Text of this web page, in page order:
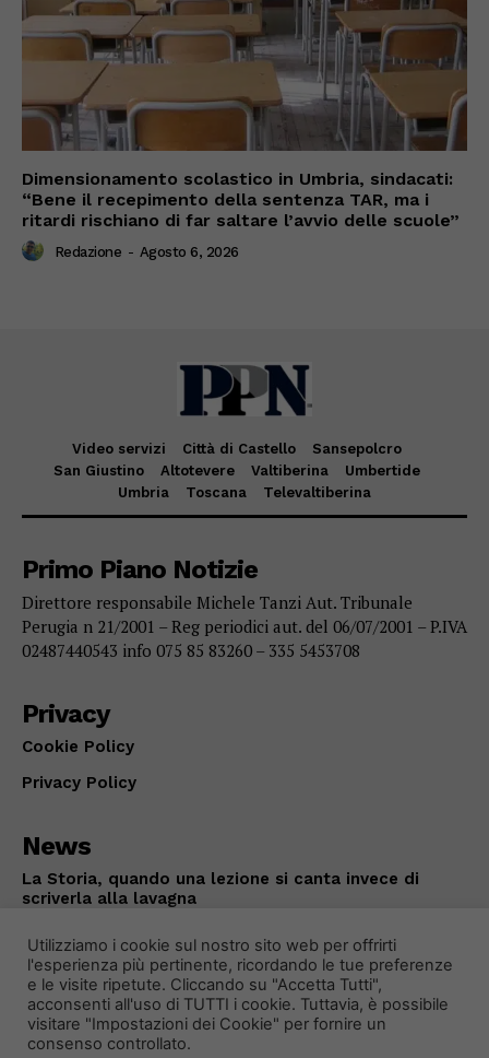
Dimensionamento scolastico in Umbria, sindacati:
“Bene il recepimento della sentenza TAR, ma i
ritardi rischiano di far saltare l’avvio delle scuole”
Redazione - Agosto 6, 2026
Video servizi Città di Castello
Sansepolcro
San Giustino
Altotevere Valtiberina
Umbertide
Umbria
Toscana Televaltiberina
Primo Piano Notizie
Direttore responsabile Michele Tanzi Aut. Tribunale
Perugia n 21/2001 – Reg periodici aut. del 06/07/2001 – P.IVA
02487440543 info 075 85 83260 – 335 5453708
Privacy
Cookie Policy
Privacy Policy
News
La Storia, quando una lezione si canta invece di
scriverla alla lavagna
Utilizziamo i cookie sul nostro sito web per offrirti
l'esperienza più pertinente, ricordando le tue preferenze
e le visite ripetute. Cliccando su "Accetta Tutti",
acconsenti all'uso di TUTTI i cookie. Tuttavia, è possibile
visitare "Impostazioni dei Cookie" per fornire un
consenso controllato.